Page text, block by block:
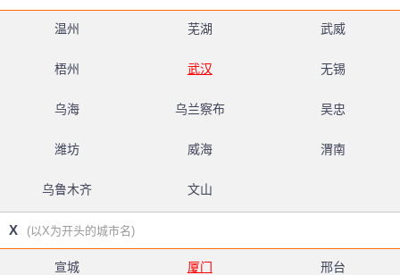
温州 芜湖 武威
梧州 武汉 无锡
乌海 乌兰察布 吴忠
潍坊 威海 渭南
乌鲁木齐 文山
X (以X为开头的城市名)
宣城 厦门 邢台